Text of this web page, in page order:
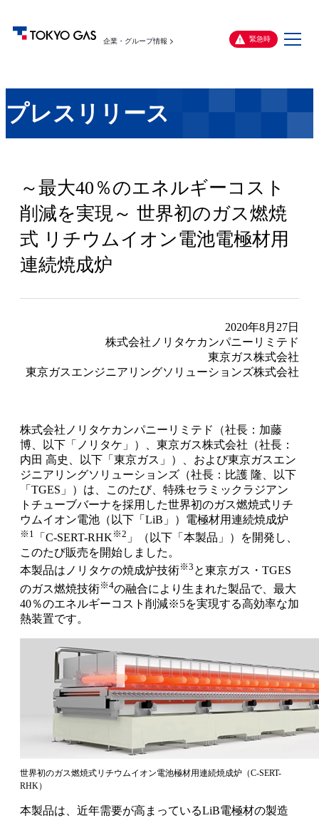
企業・グループ情報 緊急時
メ
プレスリリース
～最大40％のエネルギーコスト
削減を実現～ 世界初のガス燃焼
式 リチウムイオン電池電極材用
連続焼成炉
2020年8月27日
株式会社ノリタケカンパニーリミテド
東京ガス株式会社
東京ガスエンジニアリングソリューションズ株式会社
株式会社ノリタケカンパニーリミテド（社長：加藤
博、以下「ノリタケ」）、東京ガス株式会社（社長：
内田 高史、以下「東京ガス」）、および東京ガスエン
ジニアリングソリューションズ（社長：比護 隆、以下
「TGES」）は、このたび、特殊セラミックラジアン
トチューブバーナを採用した世界初のガス燃焼式リチ
ウムイオン電池（以下「LiB」）電極材用連続焼成炉
※1 「C-SERT-RHK ※2 」（以下「本製品」）を開発し、
このたび販売を開始しました。
本製品はノリタケの焼成炉技術※3 と東京ガス・TGES
のガス燃焼技術※4の融合により生まれた製品で、最大
40％のエネルギーコスト削減※5を実現する高効率な加
熱装置です。
世界初のガス燃焼式リチウムイオン電池極材用連続焼成炉（C-SERT-
RHK）
本製品は、近年需要が高まっているLiB電極材の製造